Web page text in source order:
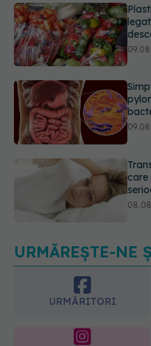
care
Cum
URMĂREȘTE-NE
URMĂRITORI